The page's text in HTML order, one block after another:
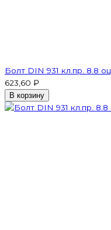
Болт DIN 931 кл.пр. 8.8
623,60 ₽
В корзину